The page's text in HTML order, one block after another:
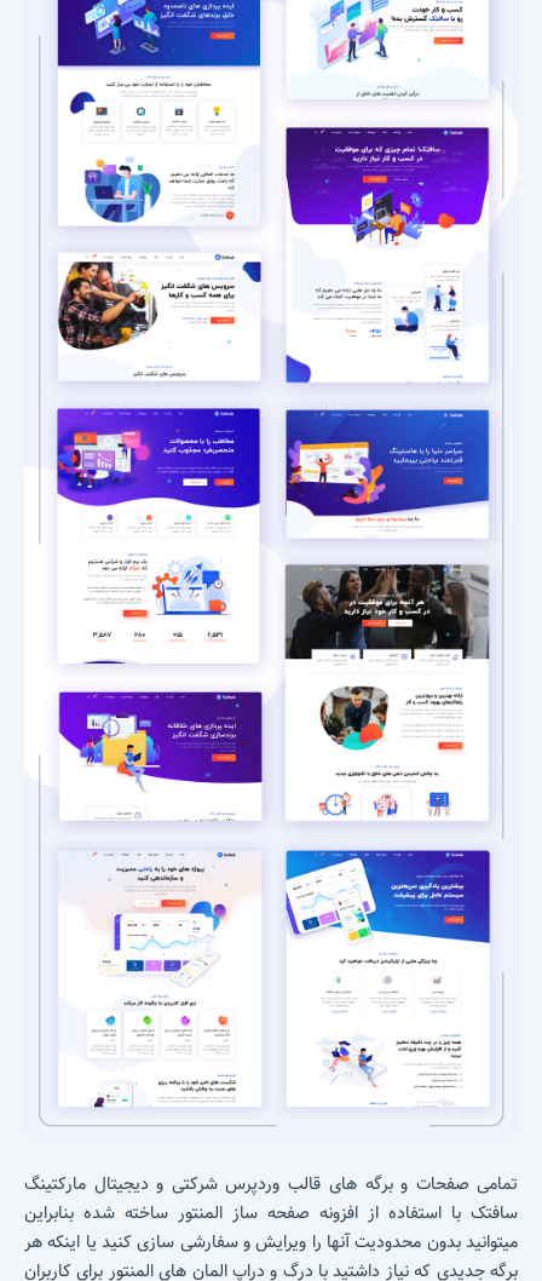
تمامی صفحات و برگه های قالب وردپرس شرکتی و دیجیتال مارکتینگ
سافتک با استفاده از افزونه صفحه ساز المنتور ساخته شده بنابراین
میتوانید بدون محدودیت آنها را ویرایش و سفارشی سازی کنید یا اینکه هر
برگه جدیدی که نیاز داشتید با درگ و دراپ المان های المنتور برای کاربران